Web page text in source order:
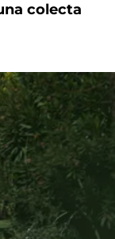
colecta